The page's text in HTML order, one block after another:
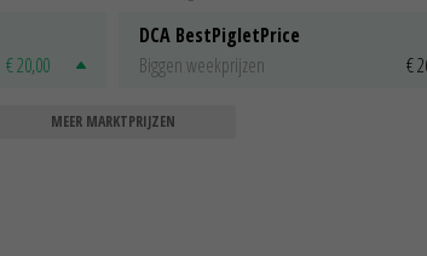
€ 20,00
DCA BestPigletPrice
Biggen weekprijzen
€
MEER MARKTPRIJZEN